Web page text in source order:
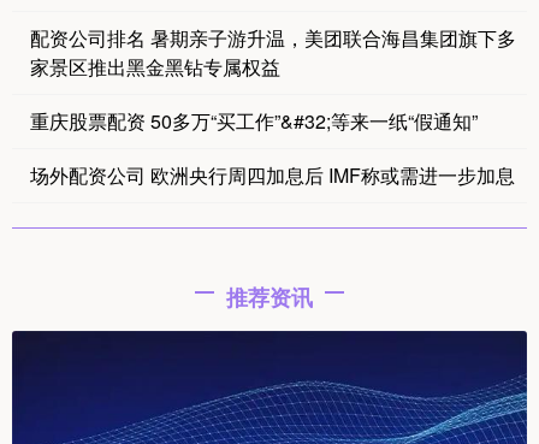
配资公司排名 暑期亲子游升温，美团联合海昌集团旗下多
家景区推出黑金黑钻专属权益
重庆股票配资 50多万“买工作”&#32;等来一纸“假通知”
场外配资公司 欧洲央行周四加息后 IMF称或需进一步加息
推荐资讯